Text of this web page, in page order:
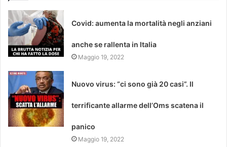
Covid: aumenta la mortalità negli anziani
anche se rallenta in Italia
Maggio 19, 2022
Nuovo virus: “ci sono già 20 casi”. Il
terrificante allarme dell’Oms scatena il
panico
Maggio 19, 2022